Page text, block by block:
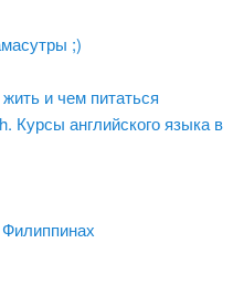
;)
и чем питаться
английского языка в